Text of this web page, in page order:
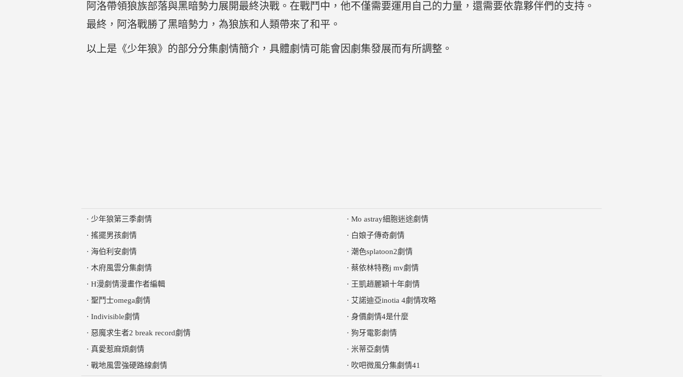
阿洛帶領狼族部落與黑暗勢力展開最終決戰。在戰鬥中，他不僅需要運用自己的力量，還需要依靠夥伴們的支持。
最終，阿洛戰勝了黑暗勢力，為狼族和人類帶來了和平。
以上是《少年狼》的部分分集劇情簡介，具體劇情可能會因劇集發展而有所調整。
· 少年狼第三季劇情
· 搖擺男孩劇情
· 海伯利安劇情
· 木府風雲分集劇情
· H漫劇情漫畫作者編輯
· 聖鬥士omega劇情
· Indivisible劇情
· 惡魔求生者2 break record劇情
· 真愛惹麻煩劇情
· 戰地風雲強硬路線劇情
· Mo astray細胞迷途劇情
· 白娘子傳奇劇情
· 潮色splatoon2劇情
· 蔡依林特務j mv劇情
· 王凱趙麗穎十年劇情
· 艾諾迪亞inotia 4劇情攻略
· 身價劇情4是什麼
· 狗牙電影劇情
· 米蒂亞劇情
· 吹吧微風分集劇情41